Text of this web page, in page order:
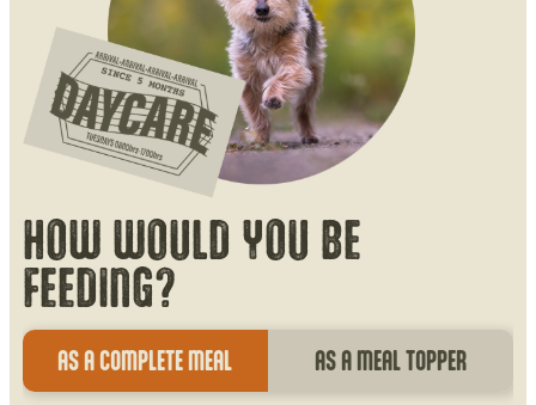
HOW WOULD YOU BE
FEEDING?
AS A COMPLETE MEAL AS A MEAL TOPPER